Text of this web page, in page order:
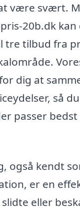
være svært.
20b.dk
tre tilbud fra
dig at
så
passer
også kendt
er en
eller